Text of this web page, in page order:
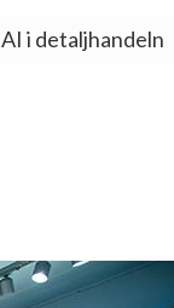
AI i detaljhandeln